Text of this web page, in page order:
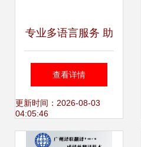
专业多语言服务 助
力全球化沟通
查看详情
更新时间：2026-08-03
04:05:46